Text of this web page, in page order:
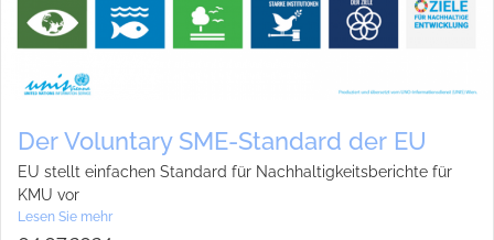
Der Vol­un­t­ary SME-Stan­­dard der EU
EU stellt ein­fa­chen Stan­dard für Nach­hal­tig­keits­be­richte für
KMU vor
Lesen Sie mehr